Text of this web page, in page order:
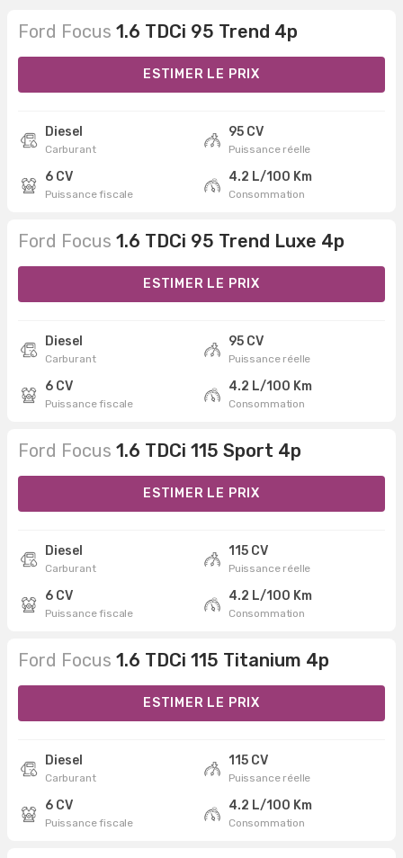
Ford Focus 1.6 TDCi 95 Trend 4p
ESTIMER LE PRIX
Diesel
Carburant
95 CV
Puissance réelle
6 CV
Puissance fiscale
4.2 L/100 Km
Consommation
Ford Focus 1.6 TDCi 95 Trend Luxe 4p
ESTIMER LE PRIX
Diesel
Carburant
95 CV
Puissance réelle
6 CV
Puissance fiscale
4.2 L/100 Km
Consommation
Ford Focus 1.6 TDCi 115 Sport 4p
ESTIMER LE PRIX
Diesel
Carburant
115 CV
Puissance réelle
6 CV
Puissance fiscale
4.2 L/100 Km
Consommation
Ford Focus 1.6 TDCi 115 Titanium 4p
ESTIMER LE PRIX
Diesel
Carburant
115 CV
Puissance réelle
6 CV
Puissance fiscale
4.2 L/100 Km
Consommation